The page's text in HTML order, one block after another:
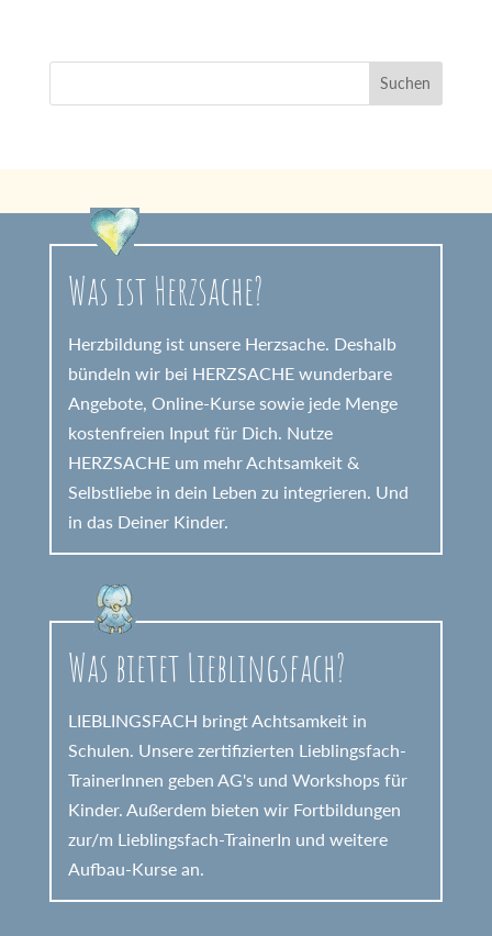
Was ist Herzsache?
Herzbildung ist unsere Herzsache. Deshalb
bündeln wir bei HERZSACHE wunderbare
Angebote, Online-Kurse sowie jede Menge
kostenfreien Input für Dich. Nutze
HERZSACHE um mehr Achtsamkeit &
Selbstliebe in dein Leben zu integrieren. Und
in das Deiner Kinder.
Was bietet Lieblingsfach?
LIEBLINGSFACH bringt Achtsamkeit in
Schulen. Unsere zertifizierten Lieblingsfach-
TrainerInnen geben AG's und Workshops für
Kinder. Außerdem bieten wir Fortbildungen
zur/m Lieblingsfach-TrainerIn und weitere
Aufbau-Kurse an.